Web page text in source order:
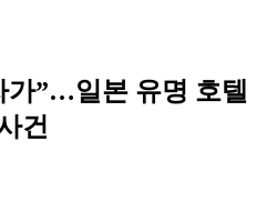
가”…일본 유명 호텔
건